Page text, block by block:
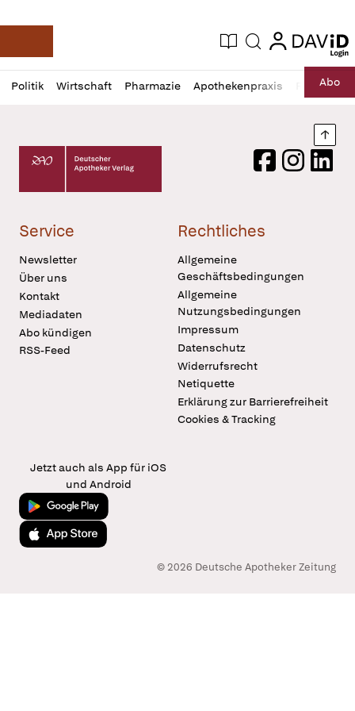
Deutsche Apotheker Zeitung
Aktuelle Ausgabe
Suche login
login
Politik Wirtschaft Pharmazie Apothekenpraxis RechtAbo
Profil
öffnen
Daz
Pur
Deutscher Apotheker Verlag Logo
FacebookInstagram
Service
Newsletter
Über uns
Kontakt
Mediadaten
Abo kündigen
RSS-Feed
Rechtliches
Allgemeine
Geschäftsbedingungen
Allgemeine
Nutzungsbedingungen
Impressum
Datenschutz
Widerrufsrecht
Netiquette
Erklärung zur Barrierefreiheit
Cookies & Tracking
Jetzt auch als App für iOS
und Android
Jetzt bei Google Play
Laden im App Store
© 2026 Deutsche Apotheker Zeitung